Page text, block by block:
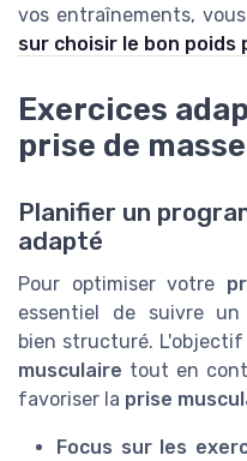
vos entraînements,
sur choisir le bon poids
Exercices
prise de
Planifier un
adapté
Pour optimiser votre
essentiel de suivre un
bien structuré.
musculaire tout en
favoriser la prise
Focus sur les